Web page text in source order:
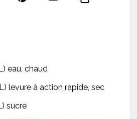
eau, chaud
levure à action rapide, sec
sucre